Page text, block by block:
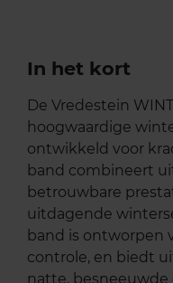
In het kort
De Vredestein
hoogwaardige
ontwikkeld voor
band combineert
betrouwbare
uitdagende
band is ontworpen
controle, en biedt
natte, besneeuwde